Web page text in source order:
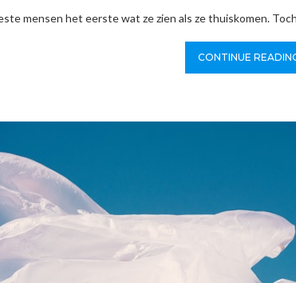
mensen het eerste wat ze zien als ze thuiskomen.
CONTINUE